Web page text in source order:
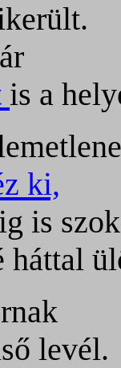
is a
ki,
is
háttal
levél.